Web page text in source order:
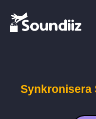
Synkronisera